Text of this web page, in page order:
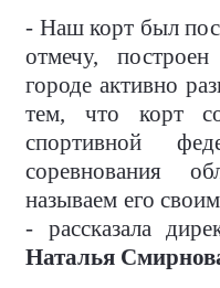
- Наш корт был
отмечу,
городе активно
тем, что корт
спортивной
соревнования
называем его
- рассказала
Наталья